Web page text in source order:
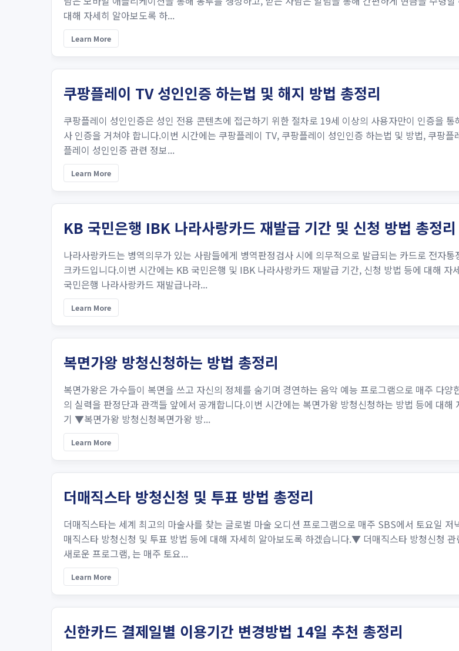
대해 자세히 알아보도록 하...
Learn More
쿠팡플레이 TV 성인인증 하는법 및 해지 방법 총정리
쿠팡플레이 성인인증은 성인 전용 콘텐츠에 접근하기 위한 절차로 19세 이상의 사용자만이 인증을
사 인증을 거쳐야 합니다.이번 시간에는 쿠팡플레이 TV, 쿠팡플레이 성인인증 하는법 및 방법, 쿠팡
플레이 성인인증 관련 정보...
Learn More
KB 국민은행 IBK 나라사랑카드 재발급 기간 및 신청 방법 총정리
나라사랑카드는 병역의무가 있는 사람들에게 병역판정검사 시에 의무적으로 발급되는 카드로 전자
크카드입니다.이번 시간에는 KB 국민은행 및 IBK 나라사랑카드 재발급 기간, 신청 방법 등에 대해
국민은행 나라사랑카드 재발급나라...
Learn More
복면가왕 방청신청하는 방법 총정리
복면가왕은 가수들이 복면을 쓰고 자신의 정체를 숨기며 경연하는 음악 예능 프로그램으로 매주 다
의 실력을 판정단과 관객들 앞에서 공개합니다.이번 시간에는 복면가왕 방청신청하는 방법 등에 대
기 ▼복면가왕 방청신청복면가왕 방...
Learn More
더매직스타 방청신청 및 투표 방법 총정리
더매직스타는 세계 최고의 마술사를 찾는 글로벌 마술 오디션 프로그램으로 매주 SBS에서 토요일
매직스타 방청신청 및 투표 방법 등에 대해 자세히 알아보도록 하겠습니다.▼ 더매직스타 방청신청
새로운 프로그램, 는 매주 토요...
Learn More
신한카드 결제일별 이용기간 변경방법 14일 추천 총정리